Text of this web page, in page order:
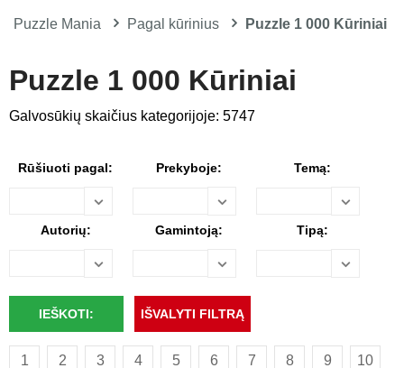
Puzzle Mania Pagal kūrinius Puzzle 1 000 Kūriniai
Puzzle 1 000 Kūriniai
Galvosūkių skaičius kategorijoje: 5747
Rūšiuoti pagal: Prekyboje: Temą:
Autorių: Gamintoją: Tipą:
1 2 3 4 5 6 7 8 9 10